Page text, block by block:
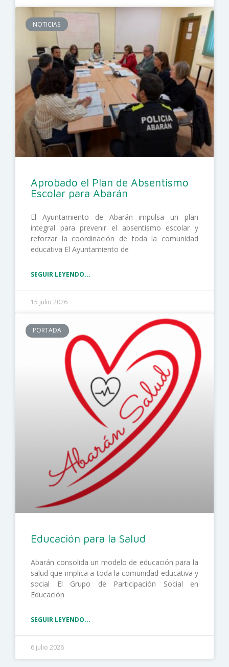
NOTICIAS
Aprobado el Plan de Absentismo
Escolar para Abarán
El Ayuntamiento de Abarán impulsa un plan
integral para prevenir el absentismo escolar y
reforzar la coordinación de toda la comunidad
educativa El Ayuntamiento de
SEGUIR LEYENDO...
15 julio 2026
PORTADA
Educación para la Salud
Abarán consolida un modelo de educación para la
salud que implica a toda la comunidad educativa y
social El Grupo de Participación Social en
Educación
SEGUIR LEYENDO...
6 julio 2026